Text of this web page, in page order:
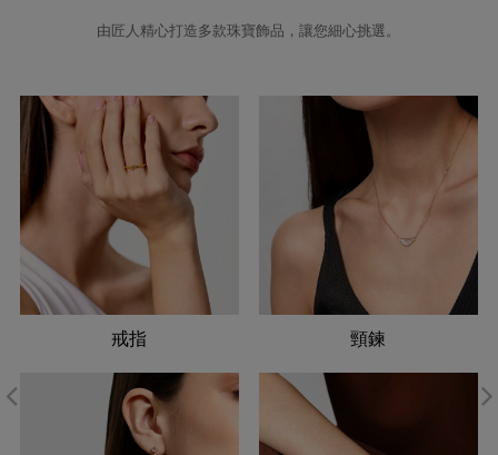
由匠人精心打造多款珠寶飾品，讓您細心挑選。
戒指 頸鍊